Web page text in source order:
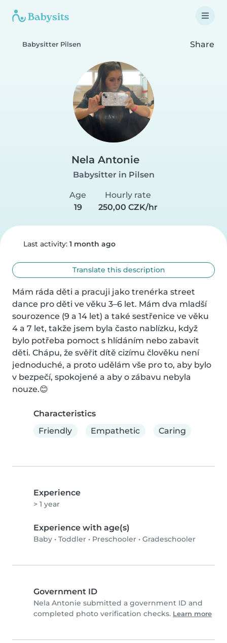
Babysitter Pilsen Share
Nela Antonie
Babysitter in Pilsen
Age
19
Hourly rate
250,00 CZK/hr
Last activity: 1 month ago
Translate this description
Mám ráda děti a pracuji jako trenérka street
dance pro děti ve věku 3–6 let. Mám dva mladší
sourozence (9 a 14 let) a také sestřenice ve věku
4 a 7 let, takže jsem byla často nablízku, když
bylo potřeba pomoct s hlídáním nebo zabavit
děti. Chápu, že svěřit dítě cizímu člověku není
jednoduché, a proto udělám vše pro to, aby bylo
v bezpečí, spokojené a aby o zábavu nebyla
nouze.😊
Characteristics
Friendly
Empathetic Caring
Experience
> 1 year
Experience with age(s)
Baby • Toddler • Preschooler • Gradeschooler
Government ID
Nela Antonie submitted a government ID and
completed photo verification checks. Learn more